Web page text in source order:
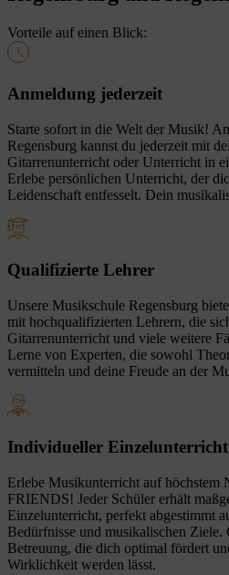
Vorteile auf einen Blick:
Anmeldung jederzeit
Starte sofort in die Welt der Musik!
Regensburg kannst du jederzeit mit
Gitarrenunterricht oder Unterricht in
Erlebe persönlichen Unterricht, der
Leidenschaft entfesselt. Dein
Qualifizierte Lehrer
Unsere Musikschule Regensburg
mit hochqualifizierten Lehrern, die
Gitarrenunterricht und viele weitere
Lerne von Experten, die sowohl
vermitteln und deine Freude an der
Individueller Einzelunterricht
Erlebe Musikunterricht auf
FRIENDS! Jeder Schüler erhält
Einzelunterricht, perfekt abgestimmt
Bedürfnisse und musikalischen Ziele.
Betreuung, die dich optimal fördert
Wirklichkeit werden lässt.